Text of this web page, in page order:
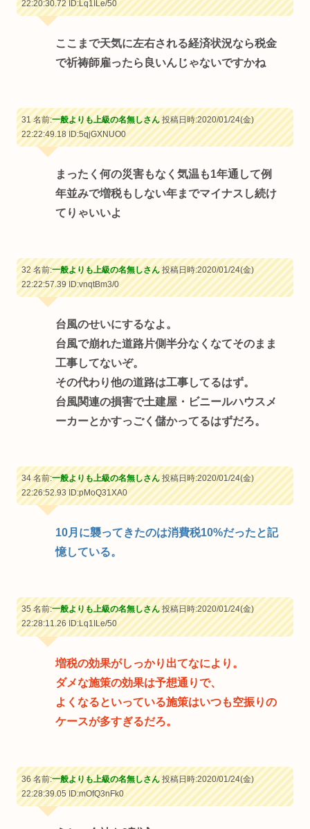
22:20:30.72ID:Lq1ILe/50
ここまで天気に左右される経済状況なら税金
で祈祷師雇ったら良いんじゃないですかね
31 名前:一般よりも上級の名無しさん投稿日時:2020/01/24(金)
22:22:49.18ID:5qjGXNUO0
まったく何の災害もなく気温も1年通して例
年並みで増税もしない年までマイナスし続け
てりゃいいよ
32 名前:一般よりも上級の名無しさん投稿日時:2020/01/24(金)
22:22:57.39ID:vnqtBm3/0
台風のせいにするなよ。
台風で崩れた道路片側半分なくなてそのまま
工事してないぞ。
その代わり他の道路は工事してるはず。
台風関連の損害で土建屋・ビニールハウスメ
ーカーとかすっごく儲かってるはずだろ。
34 名前:一般よりも上級の名無しさん投稿日時:2020/01/24(金)
22:26:52.93ID:pMoQ31XA0
10月に襲ってきたのは消費税10%だったと記
憶している。
35 名前:一般よりも上級の名無しさん投稿日時:2020/01/24(金)
22:28:11.26ID:Lq1ILe/50
増税の効果がしっかり出てなにより。
ダメな施策の効果は予想通りで、
よくなるといっている施策はいつも空振りの
ケースが多すぎるだろ。
36 名前:一般よりも上級の名無しさん投稿日時:2020/01/24(金)
22:28:39.05ID:mOfQ3nFk0